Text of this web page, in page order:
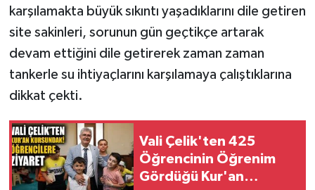
karşılamakta büyük sıkıntı yaşadıklarını dile getiren
site sakinleri, sorunun gün geçtikçe artarak
devam ettiğini dile getirerek zaman zaman
tankerle su ihtiyaçlarını karşılamaya çalıştıklarına
dikkat çekti.
Vali Çelik'ten 425
Öğrencinin Öğrenim
Gördüğü Kur'an